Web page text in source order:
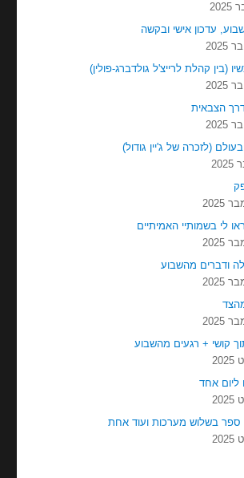
עדכון אישי ובקשה
(בין קהלת לרייצ'ל גולדברג-פולין)
הצבאית
(לזכרה של ג'יין גודול)
לי בשמותיי האמיתיים
ודברים מהשבוע
קושי + רגעים מהשבוע
ליום אחד
ספר בשלוש מערכות ועוד אחת